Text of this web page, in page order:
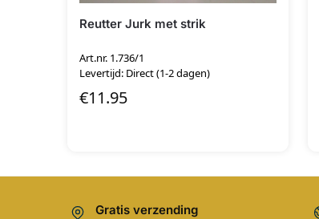
Reutter Jurk met strik
Art.nr. 1.736/1
Levertijd: Direct (1-2 dagen)
€11.95
Gratis verzending